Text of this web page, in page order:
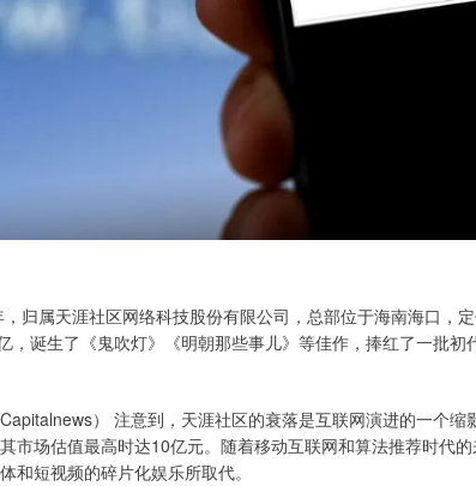
归属天涯社区网络科技股份有限公司，总部位于海南海口，
，诞生了《鬼吹灯》《明朝那些事儿》等佳作，捧红了一批
） 注意到，天涯社区的衰落是互联网演进的一个
市场估值最高时达10亿元。随着移动互联网和算法推荐时代
和短视频的碎片化娱乐所取代。